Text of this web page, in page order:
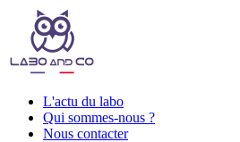
L'actu du labo
Qui sommes-nous ?
Nous contacter